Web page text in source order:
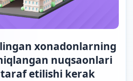
xonadonlarning
nuqsaonlari
etilishi kerak